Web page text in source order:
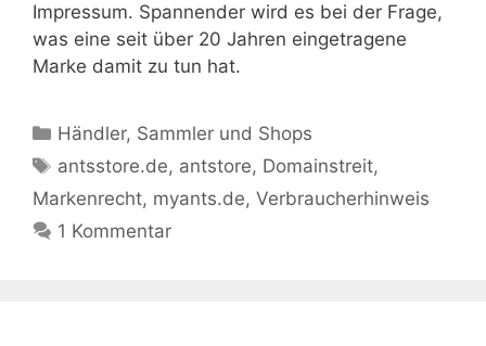
Impressum. Spannender wird es bei der Frage,
was eine seit über 20 Jahren eingetragene
Marke damit zu tun hat.
Kategorien
Händler, Sammler und Shops
Schlagwörter
antsstore.de, antstore, Domainstreit,
Markenrecht, myants.de, Verbraucherhinweis
1 Kommentar